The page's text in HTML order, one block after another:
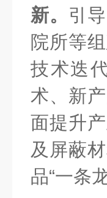
新。 引
院所等
技术迭
术、新
面提升
及屏蔽
品“一条